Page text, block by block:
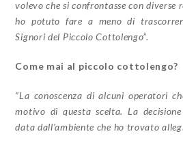
volevo che si confrontasse con
ho potuto fare a meno di
Signori del Piccolo Cottolengo”.
Come mai al piccolo cottolengo?
“La conoscenza di alcuni operatori
motivo di questa scelta. La
data dall’ambiente che ho trovato